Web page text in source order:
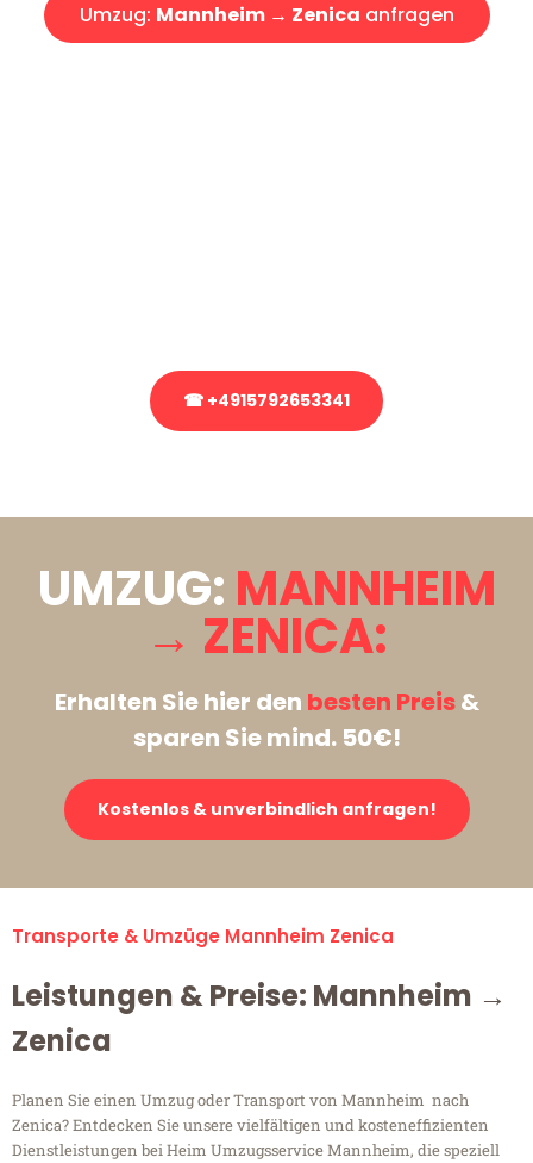
Umzug: Mannheim → Zenica anfragen
☎ +4915792653341
UMZUG: MANNHEIM
→ ZENICA:
Erhalten Sie hier den besten Preis&
sparen Sie mind. 50€!
Kostenlos & unverbindlich anfragen!
Transporte & Umzüge Mannheim Zenica
Leistungen & Preise: Mannheim →
Zenica
Planen Sie einen Umzug oder Transport von Mannheim nach
Zenica? Entdecken Sie unsere vielfältigen und kosteneffizienten
Dienstleistungen bei Heim Umzugsservice Mannheim, die speziell